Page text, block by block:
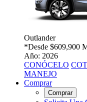
Outlander
*Desde $609,900
Año: 2026
CONÓCELO
MANEJO
Comprar
Comprar